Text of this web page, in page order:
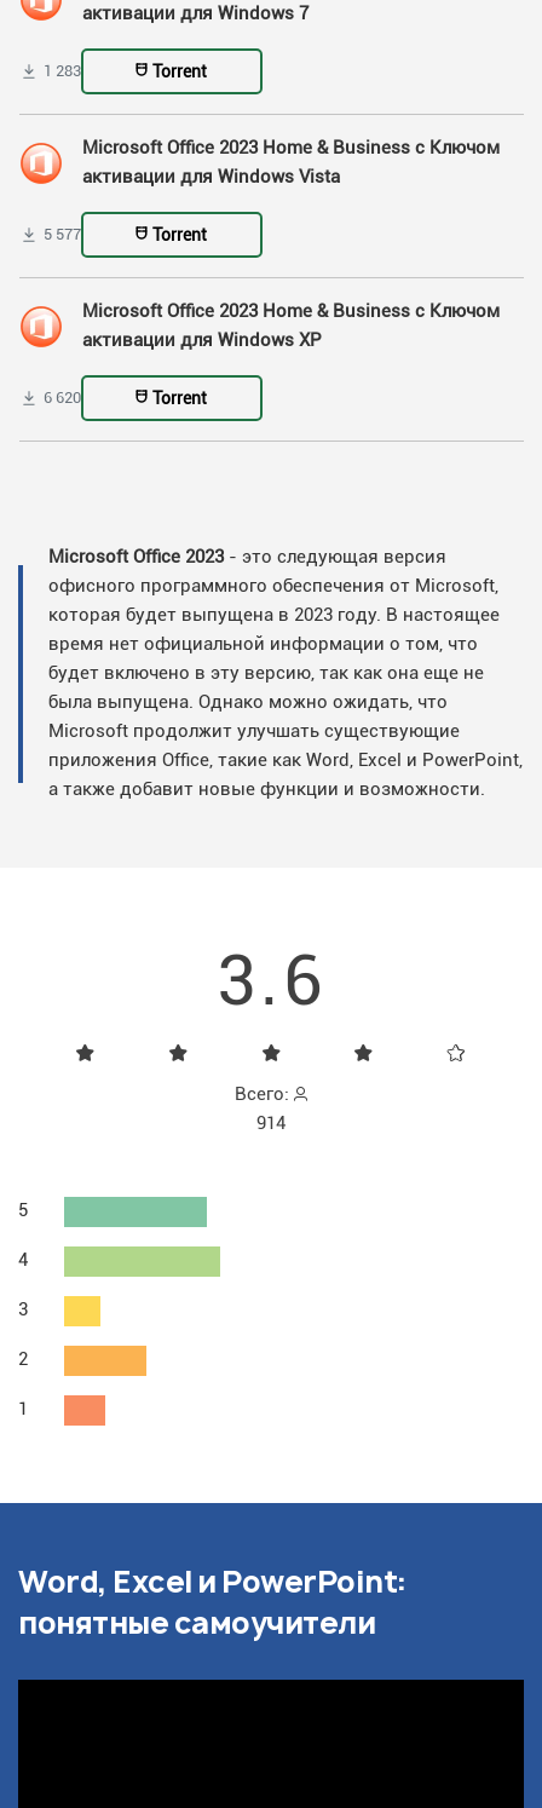
активации для Windows 7
1 283 Torrent
Microsoft Office 2023 Home & Business с Ключом
активации для Windows Vista
5 577 Torrent
Microsoft Office 2023 Home & Business с Ключом
активации для Windows XP
6 620 Torrent
Microsoft Office 2023- это следующая версия
офисного программного обеспечения от Microsoft,
которая будет выпущена в 2023 году. В настоящее
время нет официальной информации о том, что
будет включено в эту версию, так как она еще не
была выпущена. Однако можно ожидать, что
Microsoft продолжит улучшать существующие
приложения Office, такие как Word, Excel и PowerPoint,
а также добавит новые функции и возможности.
3.6
Всего:
914
5
4
3
2
1
Word, Excel и PowerPoint:
понятные самоучители